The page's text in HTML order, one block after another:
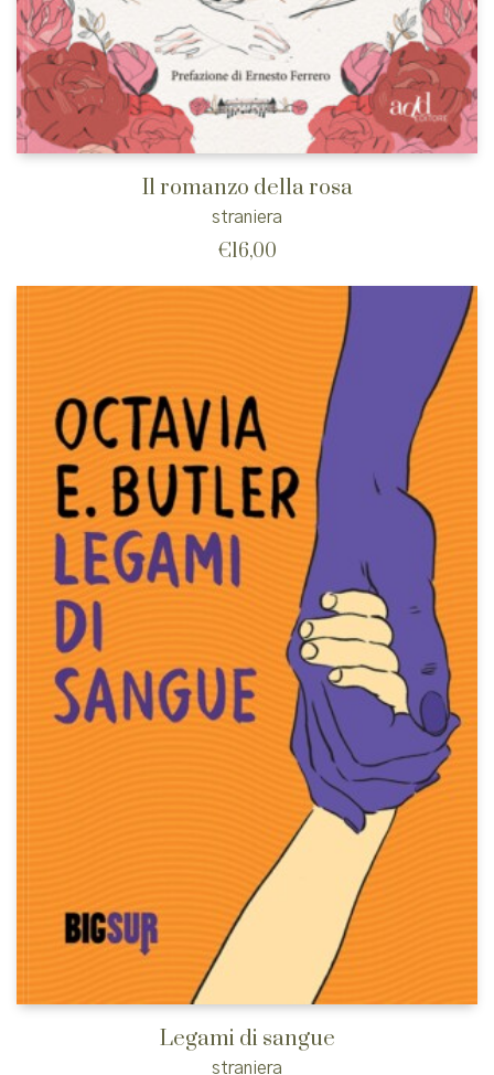
Il romanzo della rosa
straniera
€16,00
Legami di sangue
straniera